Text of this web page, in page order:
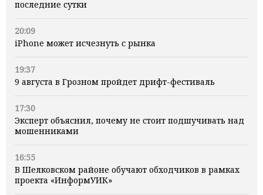
последние сутки
20:09
iPhone может исчезнуть с рынка
19:37
9 августа в Грозном пройдет дрифт-фестиваль
17:30
Эксперт объяснил, почему не стоит подшучивать над
мошенниками
16:55
В Шелковском районе обучают обходчиков в рамках
проекта «ИнформУИК»